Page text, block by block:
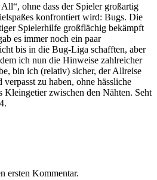
ohne dass der Spieler großartig
konfrontiert wird: Bugs. Die
Spielerhilfe großflächig bekämpft
es immer noch ein paar
bis in die Bug-Liga schafften, aber
ich nun die Hinweise zahlreicher
bin ich (relativ) sicher, der Allreise
zu haben, ohne hässliche
Kleingetier zwischen den Nähten. Seht
ersten Kommentar.